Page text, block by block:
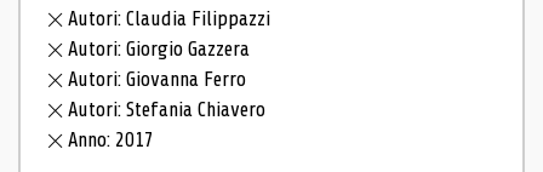
Autori: Claudia Filippazzi
Autori: Giorgio Gazzera
Autori: Giovanna Ferro
Autori: Stefania Chiavero
Anno: 2017